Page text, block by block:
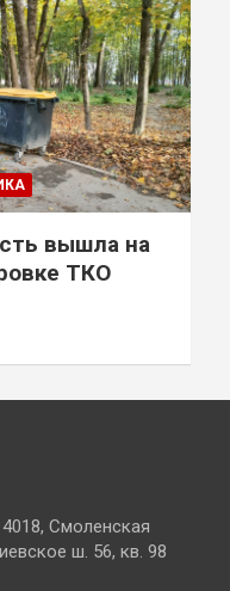
вышла на
ТКО
Смоленская
ш. 56, кв. 98